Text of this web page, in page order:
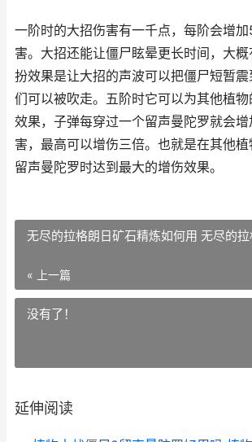
一阶时的大招伤害有一千点，每阶会增
害。大招还能让僵尸眩晕更长时间，大
扮效果是让大招的声波可以把僵尸短暂
们可以被吹走。五阶时它可以为其他植
效果，子弹每穿过一个留声曼陀罗就会
害，最高可以增伤三倍。也就是在其他
留声曼陀罗时达到最大的增伤效果。
无尽的拉格朗日矿石精炼如何用 无尽的
« 上一篇
没有了！
延伸阅读